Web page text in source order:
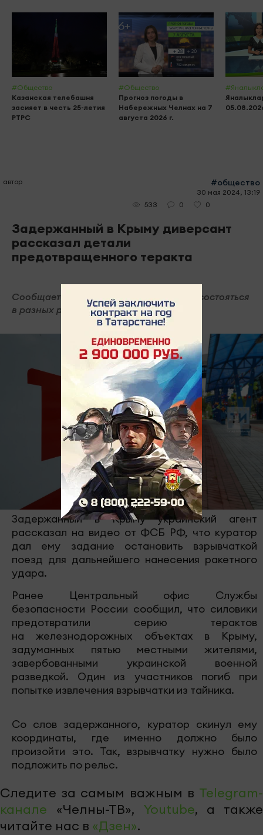
#Общество
Казанская телебашня
засияет в честь 25-летия
РТРС
#Общество
Прогноз погоды в
Набережных Челнах на 7
августа 2026 г.
автор #общество
30 мая 2024, 13:19
533
0 0
Задержанный в Крыму диверсант
рассказал детали
предотвращенного теракта
Сообщается, что взрывы должны были состояться
в разных районах Крыма.
Задержанный в Крыму украинский агент
рассказал на видео от ФСБ РФ, что куратор
дал ему задание остановить взрывчаткой
поезд для дальнейшего нанесения ракетного
удара.
Ранее Центральный офис Службы
безопасности России сообщил, что силовики
предотвратили серию терактов
на железнодорожных объектах в Крыму,
задуманных пятью местными жителями,
завербованными украинской военной
разведкой. Один из участников погиб при
попытке извлечения взрывчатки из тайника.
Со слов задержанного, куратор скинул ему
координаты, где именно должно было
произойти это. Так, взрывчатку нужно было
подложить по рельс.
Следите за самым важным в Telegram-
канале «Челны-ТВ», Youtube, а также
читайте нас в «Дзен».